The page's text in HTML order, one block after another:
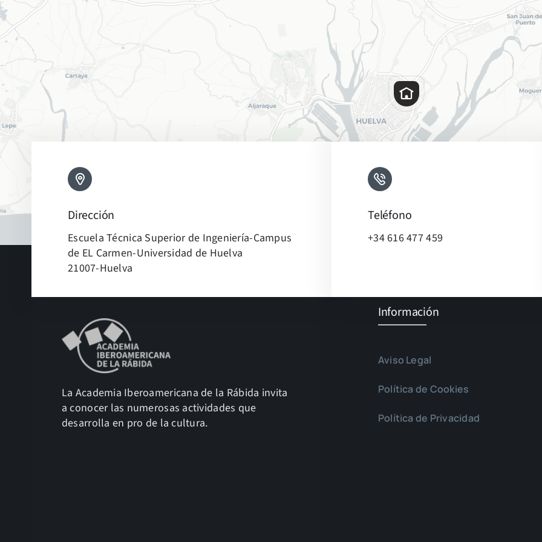
Dirección
Escuela Técnica Superior de Ingeniería-Campus
de EL Carmen-Universidad de Huelva
21007-Huelva
Teléfono
+34 616 477 459
La Academia Iberoamericana de la Rábida invita
a conocer las numerosas actividades que
desarrolla en pro de la cultura.
Información
Aviso Legal
Política de Cookies
Política de Privacidad